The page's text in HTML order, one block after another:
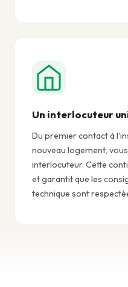
Un interlocuteur
Du premier contact à
nouveau logement,
interlocuteur. Cette
et garantit que les
technique sont